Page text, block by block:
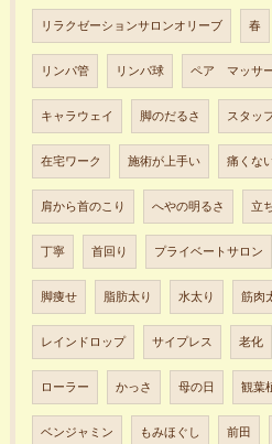
リラクゼーションサロンオリーブ 春
リンパ管 リンパ球 ペア マッサ
キャラウェイ 脚のだるさ スタッ
在宅ワーク 施術が上手い 痛くな
肩から首のこり へやの明るさ 立
丁寧 首回り プライベートサロン
脚痩せ 脂肪太り 水太り 筋肉
レインドロップ サイプレス 老化
ローラー かっさ 母の日 観葉
ベンジャミン もみほぐし 前田